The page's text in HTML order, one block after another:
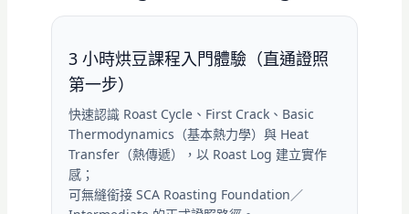
3 小時烘豆課程入門體驗（直通證照
第一步）
快速認識 Roast Cycle、First Crack、Basic
Thermodynamics（基本熱力學）與 Heat
Transfer（熱傳遞），以 Roast Log 建立實作
感；
可無縫銜接 SCA Roasting Foundation／